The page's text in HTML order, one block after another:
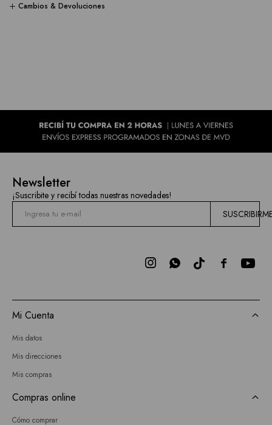
Cambios & Devoluciones
Newsletter
¡Suscribite y recibí todas nuestras novedades!

 
Mi Cuenta
Mis datos
Mis direcciones
Mis compras
Compras online
Cómo comprar